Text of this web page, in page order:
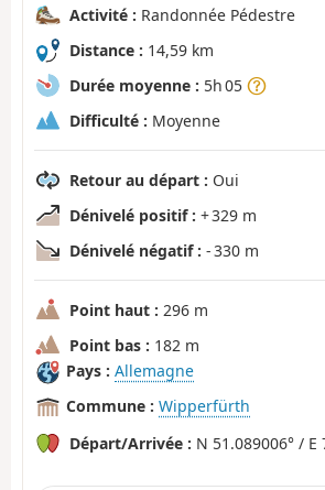
Activité : Randonnée Pédestre
Distance : 14,59 km
Durée moyenne : 5h 05
Difficulté : Moyenne
Retour au départ : Oui
Dénivelé positif : + 329 m
Dénivelé négatif : - 330 m
Point haut : 296 m
Point bas : 182 m
Pays : Allemagne
Commune : Wipperfürth
Départ/Arrivée : N 51.089006° / E